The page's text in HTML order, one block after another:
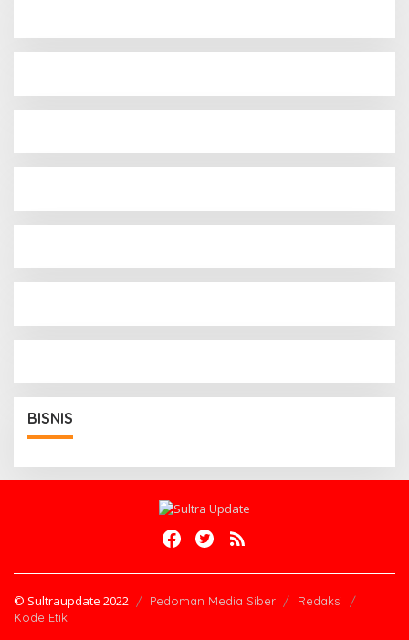
BISNIS
© Sultraupdate 2022 Pedoman Media Siber
Redaksi
Kode Etik